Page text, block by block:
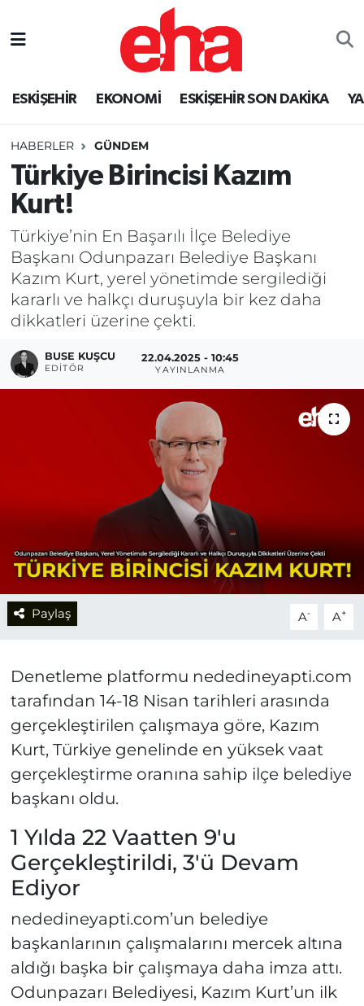
ESKİŞEHİR EKONOMİ ESKİŞEHİR SON DAKİKA
HABERLER GÜNDEM
Türkiye Birincisi Kazım
Kurt!
Türkiye’nin En Başarılı İlçe Belediye
Başkanı Odunpazarı Belediye Başkanı
Kazım Kurt, yerel yönetimde sergilediği
kararlı ve halkçı duruşuyla bir kez daha
dikkatleri üzerine çekti.
BUSE KUŞCU
EDITÖR
22.04.2025 - 10:45
YAYINLANMA
Paylaş A- A+
Denetleme platformu nededineyapti.com
tarafından 14-18 Nisan tarihleri arasında
gerçekleştirilen çalışmaya göre, Kazım
Kurt, Türkiye genelinde en yüksek vaat
gerçekleştirme oranına sahip ilçe belediye
başkanı oldu.
1 Yılda 22 Vaatten 9'u
Gerçekleştirildi, 3'ü Devam
Ediyor
nededineyapti.com’un belediye
başkanlarının çalışmalarını mercek altına
aldığı başka bir çalışmaya daha imza attı.
Odunpazarı Belediyesi, Kazım Kurt’un ilk